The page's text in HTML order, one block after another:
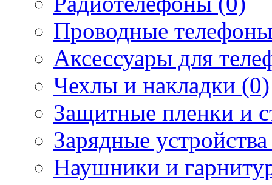
Проводные
Аксессуары для
Чехлы и накладки (0)
Защитные пленки и
Зарядные
Наушники и